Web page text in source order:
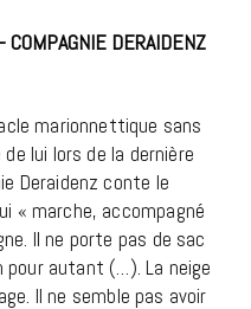
DERAIDENZ
marionnettique sans
lui lors de la dernière
Deraidenz conte le
« marche, accompagné
Il ne porte pas de sac
pour autant (…). La neige
Il ne semble pas avoir